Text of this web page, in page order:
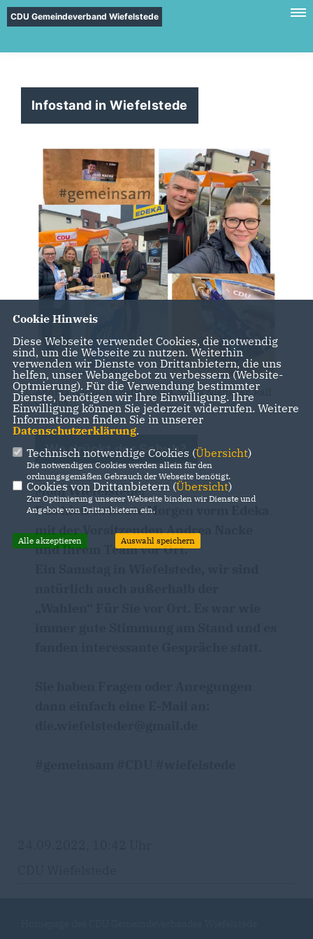
CDU Gemeindeverband Wiefelstede
Infostand in Wiefelstede
Andrea Nacke, Christin Kruse, Sonja Niemeier, Ralf
Gerdes
Wo drückt der Schuh?
Moin Wiefelstede!
Das hieß es heute Morgen vorm Edeka
mit der Vorsitzenden Andrea Nacke
und Ihrem Team vor Ort.
Cookie Hinweis
Diese Webseite verwendet Cookies, die notwendig
sind, um die Webseite zu nutzen. Weiterhin
verwenden wir Dienste von Drittanbietern, die uns
helfen, unser Webangebot zu verbessern (Website-
Optmierung). Für die Verwendung bestimmter
Dienste, benötigen wir Ihre Einwilligung. Ihre
Einwilligung können Sie jederzeit widerrufen. Weitere
Informationen finden Sie in unserer
Datenschutzerklärung.
Technisch notwendige Cookies (Übersicht)
Die notwendigen Cookies werden allein für den
ordnungsgemäßen Gebrauch der Webseite benötigt.
Cookies von Drittanbietern (Übersicht)
Zur Optimierung unserer Webseite binden wir Dienste und
Angebote von Drittanbietern ein.
Alle akzeptieren Auswahl speichern